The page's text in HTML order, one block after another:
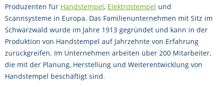
Produzenten für Handstempel, Elektrostempel und
Scannsysteme in Europa. Das Familienunternehmen mit Sitz im
Schwarzwald wurde im Jahre 1913 gegründet und kann in der
Produktion von Handstempel auf Jahrzehnte von Erfahrung
zurückgreifen. Im Unternehmen arbeiten über 200 Mitarbeiter,
die mit der Planung, Herstellung und Weiterentwicklung von
Handstempel beschäftigt sind.